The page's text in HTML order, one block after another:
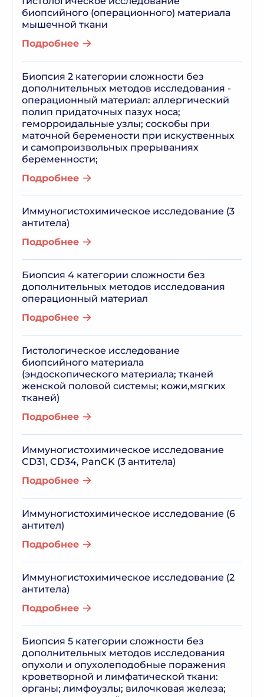
биопсийного (операционного) материала
мышечной ткани
Подробнее
Биопсия 2 категории сложности без
дополнительных методов исследования -
операционный материал: аллергический
полип придаточных пазух носа;
геморроидальные узлы; соскобы при
маточной беремености при искуственных
и самопроизвольных прерываниях
беременности;
Подробнее
Иммуногистохимическое исследование (3
антитела)
Подробнее
Биопсия 4 категории сложности без
дополнительных методов исследования
операционный материал
Подробнее
Гистологическое исследование
биопсийного материала
(эндоскопического материала; тканей
женской половой системы; кожи,мягких
тканей)
Подробнее
Иммуногистохимическое исследование
CD31, CD34, PanCK (3 антитела)
Подробнее
Иммуногистохимическое исследование (6
антител)
Подробнее
Иммуногистохимическое исследование (2
антитела)
Подробнее
Биопсия 5 категории сложности без
дополнительных методов исследования
опухоли и опухолеподобные поражения
кроветворной и лимфатической ткани:
органы; лимфоузлы; вилочковая железа;